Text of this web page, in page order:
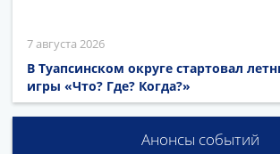
7 августа 2026
В Туапсинском округе стартовал
игры «Что? Где? Когда?»
Анонсы событий